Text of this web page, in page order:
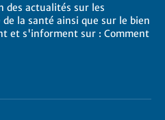
des actualités sur les
la santé ainsi que sur le bien
et s'informent sur : Comment